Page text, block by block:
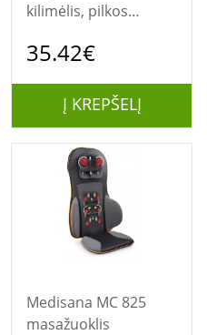
kilimėlis, pilkos
35.42€
Į KREPŠELĮ
Medisana MC 825
masažuoklis